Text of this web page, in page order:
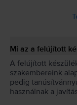
Mi az a felújított
A felújított
szakembereink
pedig
használnak a